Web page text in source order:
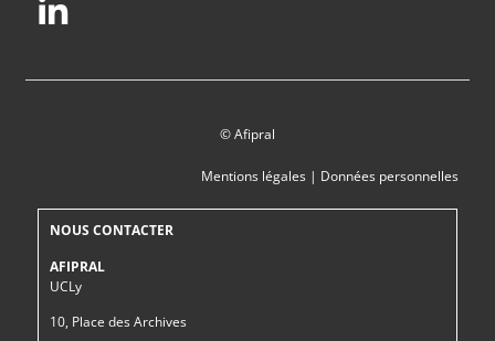
© Afipral
Mentions légales| Données personnelles
NOUS CONTACTER
AFIPRAL
UCLy
10, Place des Archives